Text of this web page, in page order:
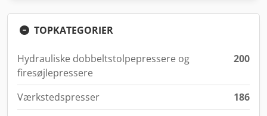
TOPKATEGORIER
Hydrauliske dobbeltstolpepressere og
firesøjlepressere
200
Værkstedspresser
186